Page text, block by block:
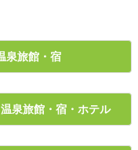
泉旅館・宿
泉旅館・宿・ホテル